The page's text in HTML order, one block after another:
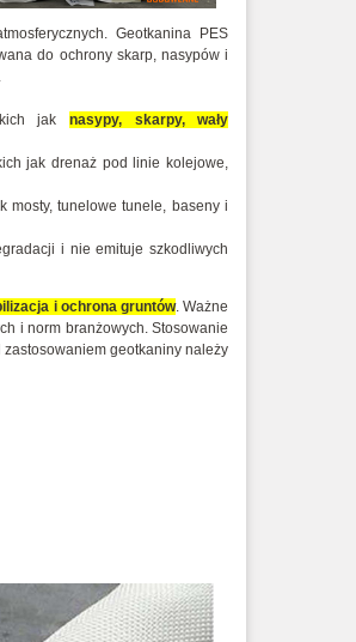
Geotkanina PES
do ochrony skarp, nasypów i
jak nasypy, skarpy, wały
jak drenaż pod linie kolejowe,
mosty, tunelowe tunele, baseny i
i nie emituje szkodliwych
i ochrona gruntów. Ważne
i norm branżowych. Stosowanie
geotkaniny należy